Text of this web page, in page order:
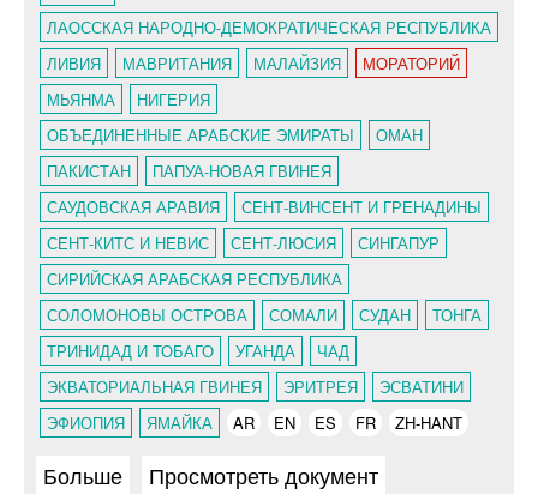
ЛАОССКАЯ НАРОДНО-ДЕМОКРАТИЧЕСКАЯ РЕСПУБЛИКА
ЛИВИЯ
МАВРИТАНИЯ МАЛАЙЗИЯ
МОРАТОРИЙ
МЬЯНМА
НИГЕРИЯ
ОБЪЕДИНЕННЫЕ АРАБСКИЕ ЭМИРАТЫ
ОМАН
ПАКИСТАН
ПАПУА-НОВАЯ ГВИНЕЯ
САУДОВСКАЯ АРАВИЯ
СЕНТ-ВИНСЕНТ И ГРЕНАДИНЫ
СЕНТ-КИТС И НЕВИС
СЕНТ-ЛЮСИЯ
СИНГАПУР
СИРИЙСКАЯ АРАБСКАЯ РЕСПУБЛИКА
СОЛОМОНОВЫ ОСТРОВА
СОМАЛИ СУДАН
ТОНГА
ТРИНИДАД И ТОБАГО
УГАНДА
ЧАД
ЭКВАТОРИАЛЬНАЯ ГВИНЕЯ
ЭРИТРЕЯ
ЭСВАТИНИ
ЭФИОПИЯ
ЯМАЙКА AR EN ES FR ZH-HANT
Больше Просмотреть документ